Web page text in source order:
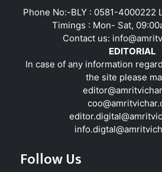
Phone No:-BLY : 0581-4000222
Timings : Mon- Sat,
Contact us:
EDITORIAL
In case of any information
the site please
Follow Us